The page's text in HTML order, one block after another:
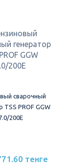
сварочный
TSS PROF GGW
200E
тенге